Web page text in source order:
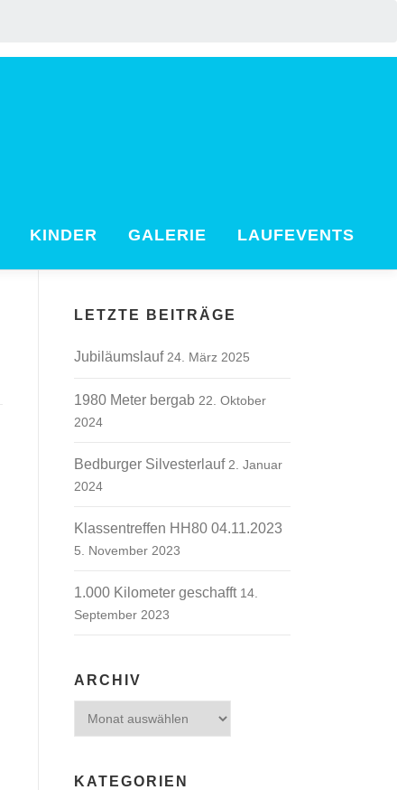
KINDER GALERIE LAUFEVENTS
LETZTE BEITRÄGE
Jubiläumslauf 24. März 2025
1980 Meter bergab 22. Oktober
2024
Bedburger Silvesterlauf 2. Januar
2024
Klassentreffen HH80 04.11.2023
5. November 2023
1.000 Kilometer geschafft 14.
September 2023
ARCHIV
KATEGORIEN